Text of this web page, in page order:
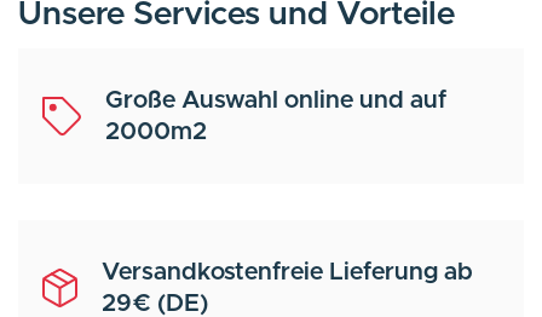
Unsere Services und Vorteile
Große Auswahl online und auf
2000m2
Versandkostenfreie Lieferung ab
29€ (DE)